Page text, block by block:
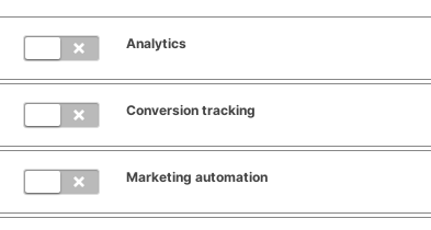
Rechnungsnummer *
Analytics
Conversion tracking
Marketing automation